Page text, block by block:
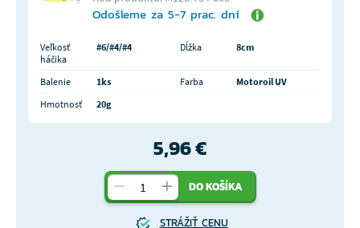
Odošleme za 5-7 prac. dní
Veľkosť
háčika
#6/#4/#4 Dĺžka 8cm
Balenie 1ks Farba
Motoroil UV
Hmotnosť
20g
5,96 €
DO KOŠÍKA
STRÁŽIŤ CENU